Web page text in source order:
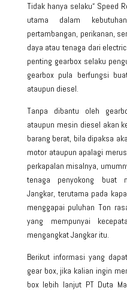
Tidak hanya selaku“ Speed
utama dalam
pertambangan, perikanan,
daya atau tenaga dari
penting gearbox selaku
gearbox pula berfungsi
ataupun diesel.
Tanpa dibantu oleh
ataupun mesin diesel akan
barang berat, bila dipaksa
motor ataupun apalagi
perkapalan misalnya,
tenaga penyokong buat
Jangkar, terutama pada
menggapai puluhan Ton
yang mempunyai
mengangkat Jangkar itu.
Berikut informasi yang
gear box, jika kalian ingin
boxlebih lanjut PT Duta